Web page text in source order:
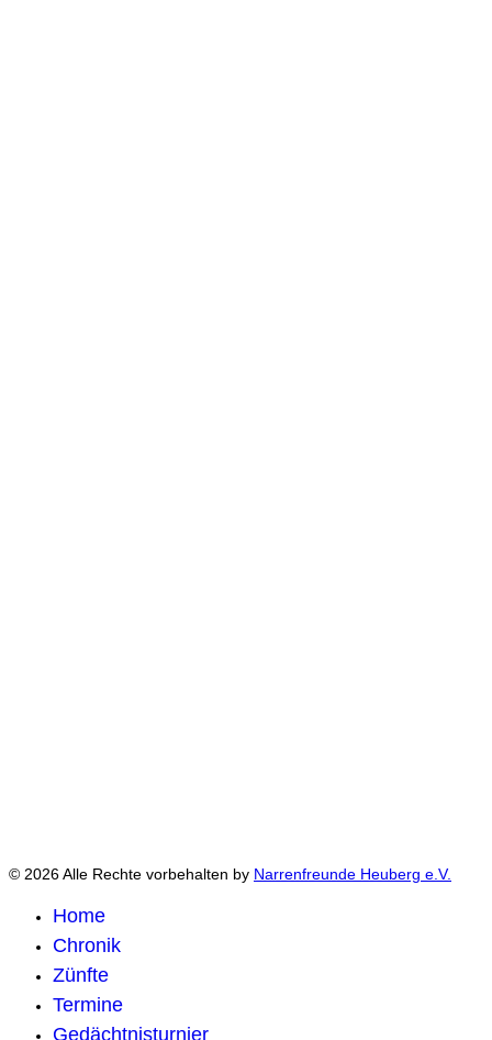
© 2026 Alle Rechte vorbehalten by Narrenfreunde Heuberg e.V.
Home
Chronik
Zünfte
Termine
Gedächtnisturnier